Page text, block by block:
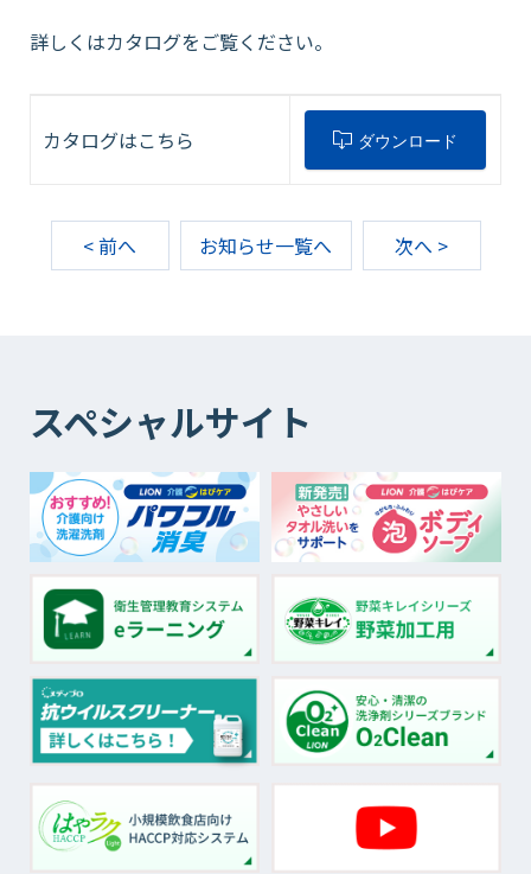
お知らせ
詳しくはカタログをご覧ください。
カタログはこちら ダウンロード
< 前へ お知らせ一覧へ 次へ >
スペシャルサイト